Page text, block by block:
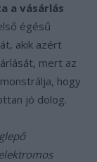
a vásárlás
égésű
akik azért
mert az
hogy
jó dolog.